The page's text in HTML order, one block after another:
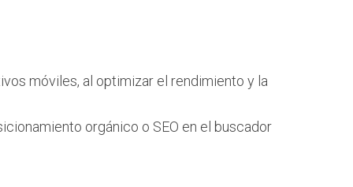
móviles, al optimizar el rendimiento y la
orgánico o SEO en el buscador